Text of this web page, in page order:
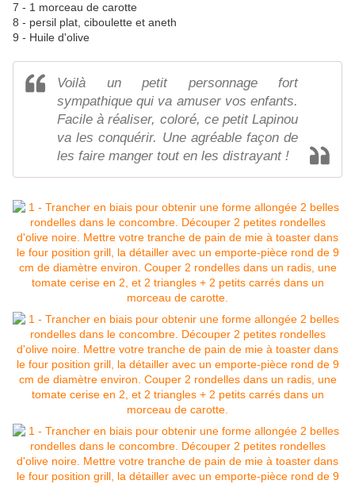
7 - 1 morceau de carotte
8 - persil plat, ciboulette et aneth
9 - Huile d'olive
Voilà un petit personnage fort
sympathique qui va amuser vos enfants.
Facile à réaliser, coloré, ce petit Lapinou
va les conquérir. Une agréable façon de
les faire manger tout en les distrayant !